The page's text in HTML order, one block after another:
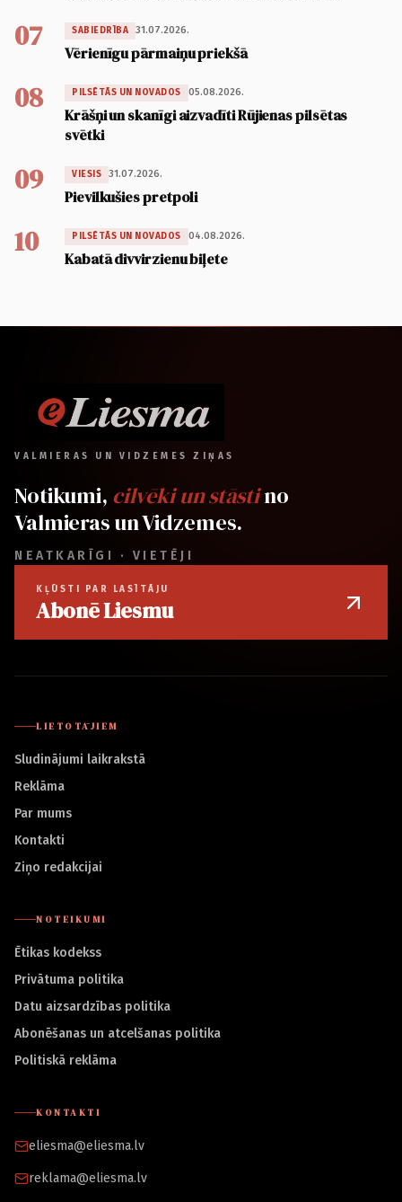
07 SABIEDRĪBA 31.07.2026.
Vērienīgu pārmaiņu priekšā
08 PILSĒTĀS UN NOVADOS 05.08.2026.
Krāšņi un skanīgi aizvadīti Rūjienas pilsētas
svētki
09 VIESIS 31.07.2026.
Pievilkušies pretpoli
10 PILSĒTĀS UN NOVADOS 04.08.2026.
Kabatā divvirzienu biļete
VALMIERAS UN VIDZEMES ZIŅAS
Notikumi, cilvēki un stāstino
Valmieras un Vidzemes.
NEATKARĪGI · VIETĒJI
KĻŪSTI PAR LASĪTĀJU
Abonē Liesmu
LIETOTĀJIEM
Sludinājumi laikrakstā
Reklāma
Par mums
Kontakti
Ziņo redakcijai
NOTEIKUMI
Ētikas kodekss
Privātuma politika
Datu aizsardzības politika
Abonēšanas un atcelšanas politika
Politiskā reklāma
KONTAKTI
eliesma@eliesma.lv
reklama@eliesma.lv